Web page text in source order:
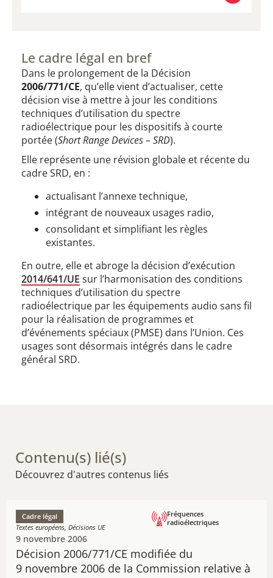
Le cadre légal en bref
Dans le prolongement de la Décision
2006/771/CE, qu’elle vient d’actualiser, cette
décision vise à mettre à jour les conditions
techniques d’utilisation du spectre
radioélectrique pour les dispositifs à courte
portée (Short Range Devices – SRD).
Elle représente une révision globale et récente du
cadre SRD, en :
actualisant l’annexe technique,
intégrant de nouveaux usages radio,
consolidant et simplifiant les règles
existantes.
En outre, elle et abroge la décision d’exécution
2014/641/UE sur l’harmonisation des conditions
techniques d’utilisation du spectre
radioélectrique par les équipements audio sans fil
pour la réalisation de programmes et
d’événements spéciaux (PMSE) dans l’Union. Ces
usages sont désormais intégrés dans le cadre
général SRD.
Contenu(s) lié(s)
Découvrez d'autres contenus liés
Décision 2006/771/CE modifiée du
9 novembre 2006 de la Commission relative à
Cadre légal
Textes européens, Décisions UE
Fréquences
radioélectriques
9 novembre 2006